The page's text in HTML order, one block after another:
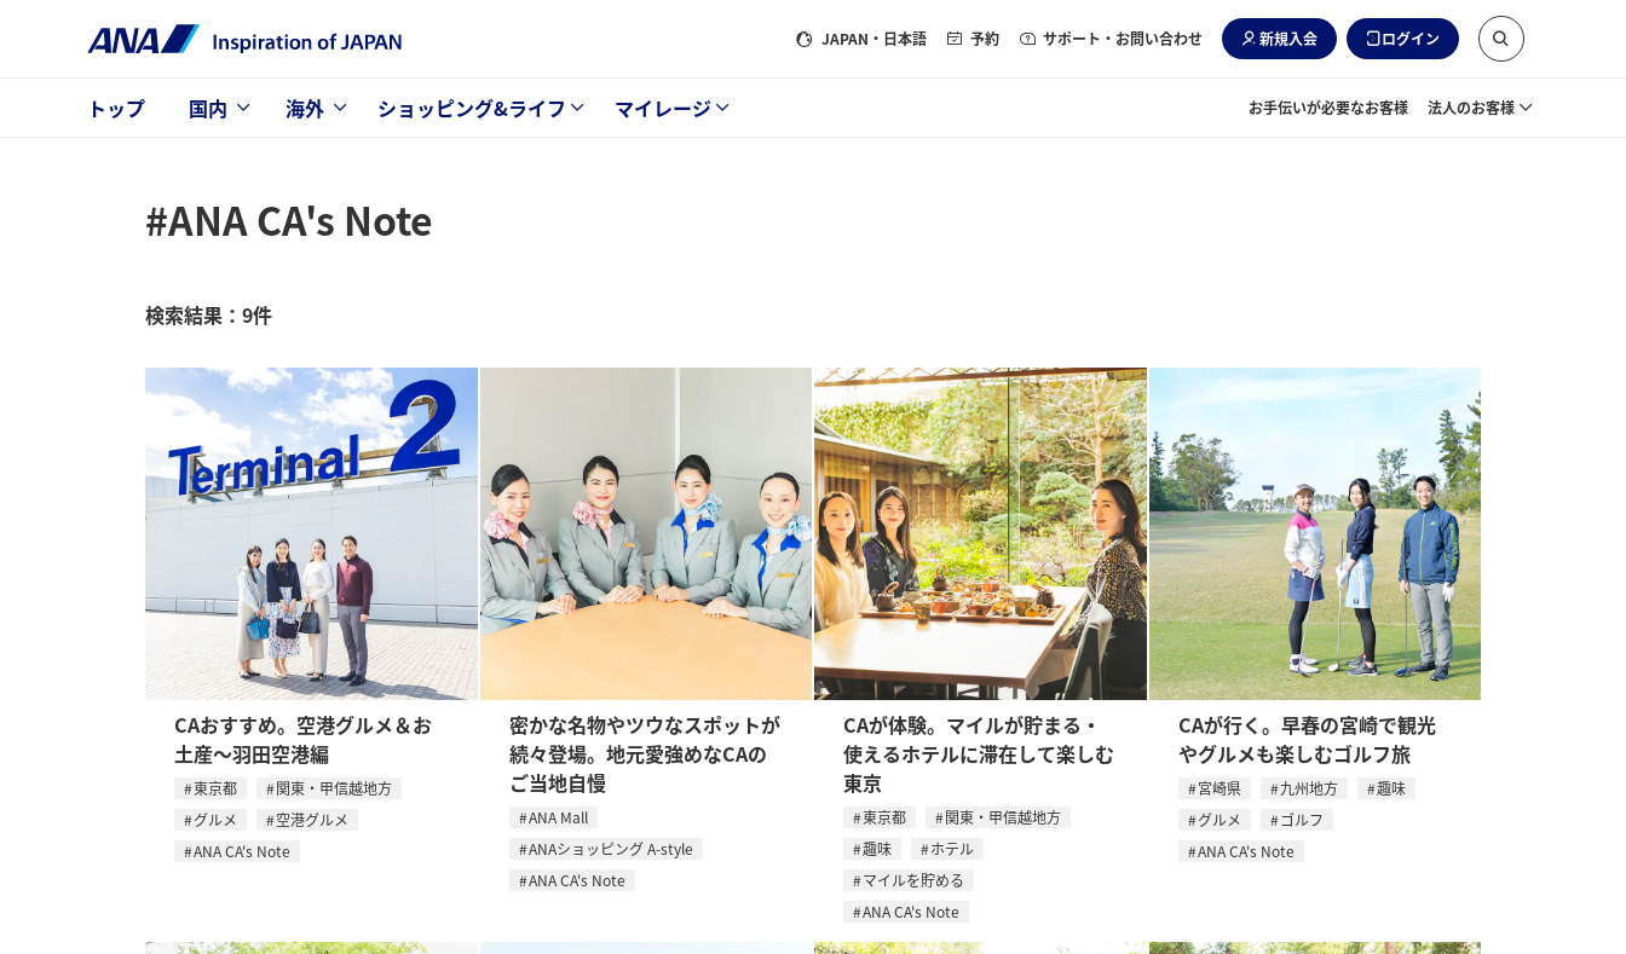
JAPAN ・日本語 予約 サポート・お問い合わせ 新規入会 ログイン
トップ 国内 海外 ショッピング&ライフ マイレージ お手伝いが必要なお客様 法人のお客様
#ANA CA's Note
検索結果：9件
CAおすすめ。空港グルメ＆お
土産〜羽田空港編
東京都
関東・甲信越地方
グルメ
空港グルメ
ANA CA's Note
密かな名物やツウなスポットが
続々登場。地元愛強めなCAの
ご当地自慢
ANA Mall
ANAショッピング A-style
ANA CA's Note
CAが体験。マイルが貯まる・
使えるホテルに滞在して楽しむ
東京
東京都
関東・甲信越地方
趣味
ホテル
マイルを貯める
ANA CA's Note
CAが行く。早春の宮崎で観光
やグルメも楽しむゴルフ旅
宮崎県 九州地方
趣味
グルメ
ゴルフ
ANA CA's Note